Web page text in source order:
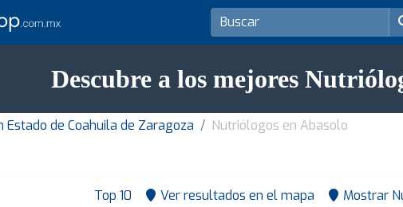
Descubre a los mejores
Estado de Coahuila de Zaragoza Nutriólogos en Abasolo
Top 10 Ver resultados en el mapa Mostrar